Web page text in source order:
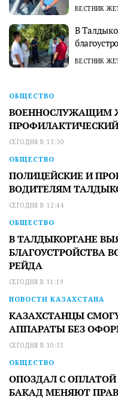
ВЕСТНИК
В
ВЕСТНИК
ОБЩЕСТВО
ВОЕННОСЛУЖАЩИМ
СЕГОДНЯ В 13:30
ОБЩЕСТВО
ПОЛИЦЕЙСКИЕ И
ВОДИТЕЛЯМ
СЕГОДНЯ В 12:44
ОБЩЕСТВО
В ТАЛДЫКОРГАНЕ
БЛАГОУСТРОЙСТВА
РЕЙДА
СЕГОДНЯ В 11:19
НОВОСТИ КАЗАХСТАНА
КАЗАХСТАНЦЫ
АППАРАТЫ БЕЗ
СЕГОДНЯ В 10:31
ОБЩЕСТВО
ОПОЗДАЛ С
БАКАД МЕНЯЮТ